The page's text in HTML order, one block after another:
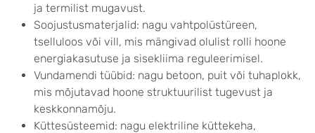
ja termilist mugavust.
Soojustusmaterjalid: nagu vahtpolüstüreen,
tselluloos või vill, mis mängivad olulist rolli hoone
energiakasutuse ja sisekliima reguleerimisel.
Vundamendi tüübid: nagu betoon, puit või tuhaplokk,
mis mõjutavad hoone struktuurilist tugevust ja
keskkonnamõju.
Küttesüsteemid: nagu elektriline küttekeha,